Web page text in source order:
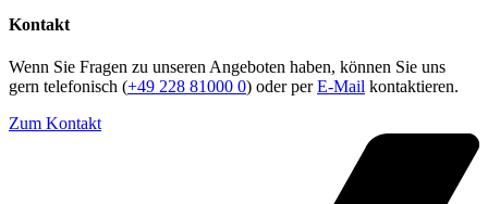
Kontakt
Wenn Sie Fragen zu unseren Angeboten haben, können Sie uns
gern telefonisch (+49 228 81000 0) oder perE-Mail kontaktieren.
Zum Kontakt